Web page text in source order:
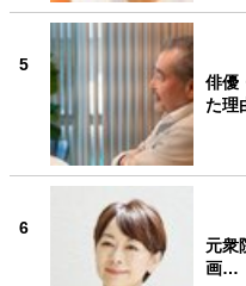
5
俳優
た理
6
元衆
画…